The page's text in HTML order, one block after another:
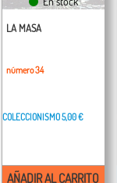
LA MASA
número 34
COLECCIONISMO5,00 €
AÑADIR AL CARRITO